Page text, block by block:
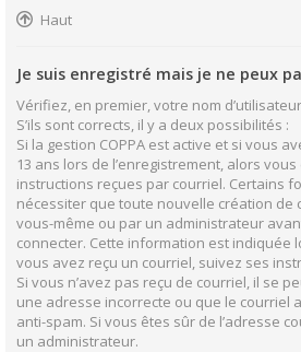
Haut
Je suis enregistré mais je ne peux
Vérifiez, en premier, votre nom
S’ils sont corrects, il y a deux possibilités :
Si la gestion COPPA est active et si vous
13 ans lors de l’enregistrement, alors
instructions reçues par courriel. Certains
nécessiter que toute nouvelle création de
vous-même ou par un administrateur
connecter. Cette information est indiquée
vous avez reçu un courriel, suivez ses
Si vous n’avez pas reçu de courriel, il se
une adresse incorrecte ou que le courriel
anti-spam. Si vous êtes sûr de l’adresse
un administrateur.